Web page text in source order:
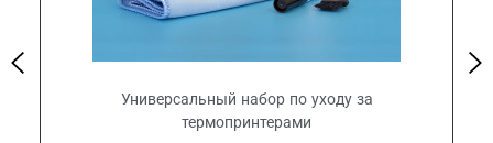
Универсальный набор по уходу за
термопринтерами